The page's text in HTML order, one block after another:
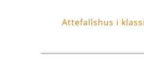
Attefallshus i